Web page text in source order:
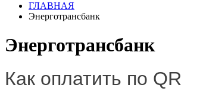
ГЛАВНАЯ
Энерготрансбанк
Энерготрансбанк
Как оплатить по QR